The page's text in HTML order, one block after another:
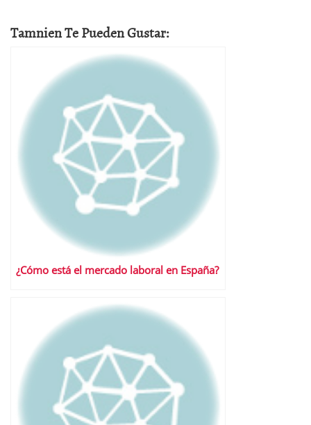
Tamnien Te Pueden Gustar:
¿Cómo está el mercado laboral en España?